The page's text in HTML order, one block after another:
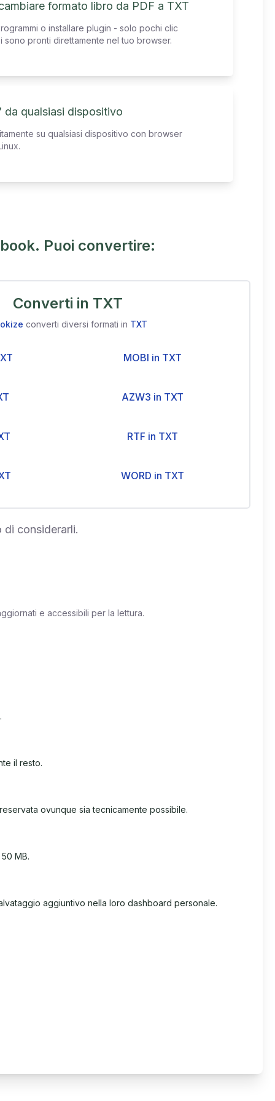
formato libro da PDF a TXT
o installare plugin - solo pochi clic
sono pronti direttamente nel tuo browser.
da qualsiasi dispositivo
su qualsiasi dispositivo con browser
Puoi convertire:
Converti in TXT
converti diversi formati in TXT
MOBI in TXT
AZW3 in TXT
RTF in TXT
WORD in TXT
considerarli.
e accessibili per la lettura.
il resto.
ovunque sia tecnicamente possibile.
MB.
aggiuntivo nella loro dashboard personale.